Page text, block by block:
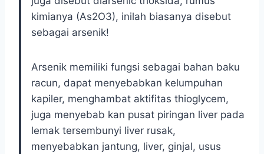
kimianya (As2O3), inilah biasanya disebut
sebagai arsenik!
Arsenik memiliki fungsi sebagai bahan baku
racun, dapat menyebabkan kelumpuhan
kapiler, menghambat aktifitas thioglycem,
juga menyebab kan pusat piringan liver pada
lemak tersembunyi liver rusak,
menyebabkan jantung, liver, ginjal, usus